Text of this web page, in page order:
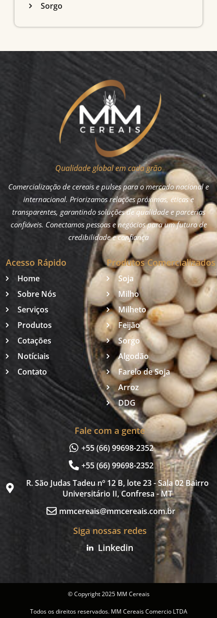
Sorgo
Qualidade global em cada grão
Comercialização de cereais e pulses para o mercado nacional e
internacional. Priorizamos relações próximas, éticas e
transparentes, garantindo soluções de qualidade e parcerias
confiáveis. Conectamos pessoas e negócios para um futuro de
credibilidade e confiança
Acesso Rápido
Home
Sobre Nós
Serviços
Produtos
Cotações
Notíciais
Contato
Produtos Comercializados
Soja
Milho
Milheto
Feijão
Sorgo
Algodão
Farelo de Soja
Arroz
DDG
Fale com a gente
+55 (66) 99698-2352
+55 (66) 99698-2352
R. São Judas Tadeu nº 12 B, lote 23 - Sala 02 Bairro
Universitário II, Confresa - MT
mmcereais@mmcereais.com.br
Siga nossas redes
Linkedin
© Copyright 2025 MM Cereais
Todos os direitos reservados. MM Cereais Comercio LTDA